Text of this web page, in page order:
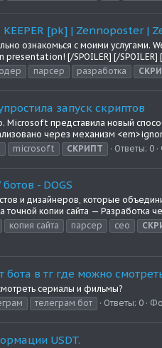
KEEPER [pk] | Zennoposter |
ознакомься с моими
[/SPOILER] [/SPOILER]
парсер разработка
запуск скриптов
Microsoft представила новый
через механизм
microsoft СКРИПТ Ответы: 0
- DOGS
и дизайнеров, которые
копии сайта — Разработка
копия сайта парсер сео
бота в тг где можно
сериалы и фильмы?
телеграм бот Ответы: 0
USDT.